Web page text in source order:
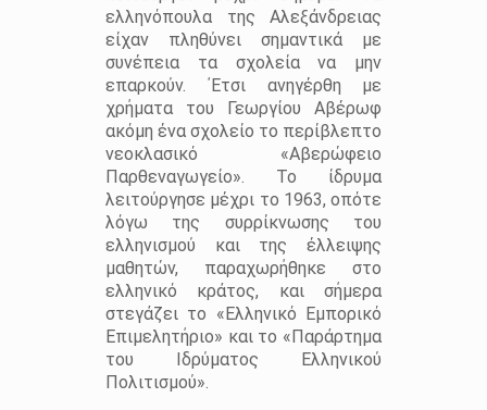
ελληνόπουλα της Αλεξάνδρειας
είχαν πληθύνει σημαντικά με
συνέπεια τα σχολεία να μην
επαρκούν. ΄Ετσι ανηγέρθη με
χρήματα του Γεωργίου Αβέρωφ
ακόμη ένα σχολείο το περίβλεπτο
νεοκλασικό «Αβερώφειο
Παρθεναγωγείο». Το ίδρυμα
λειτούργησε μέχρι το 1963, οπότε
λόγω της συρρίκνωσης του
ελληνισμού και της έλλειψης
μαθητών, παραχωρήθηκε στο
ελληνικό κράτος, και σήμερα
στεγάζει το «Ελληνικό Εμπορικό
Επιμελητήριο» και το «Παράρτημα
του Ιδρύματος Ελληνικού
Πολιτισμού».